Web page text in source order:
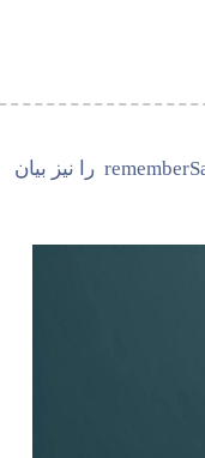
در این مقاله به بررسی و معرفی remember در jetpack compose میپردازیم و تفاوت میان rememberSaveable را نیز بیان